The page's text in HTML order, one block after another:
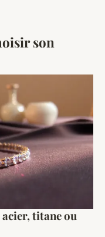
son
titane ou